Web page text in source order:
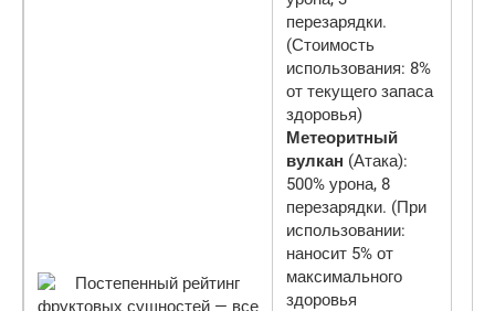
перезарядки.
(Стоимость
использования: 8%
от текущего запаса
здоровья)
Метеоритный
вулкан (Атака):
500% урона, 8
перезарядки. (При
использовании:
наносит 5% от
максимального
здоровья